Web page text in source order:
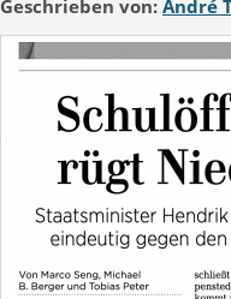
Geschrieben von: André